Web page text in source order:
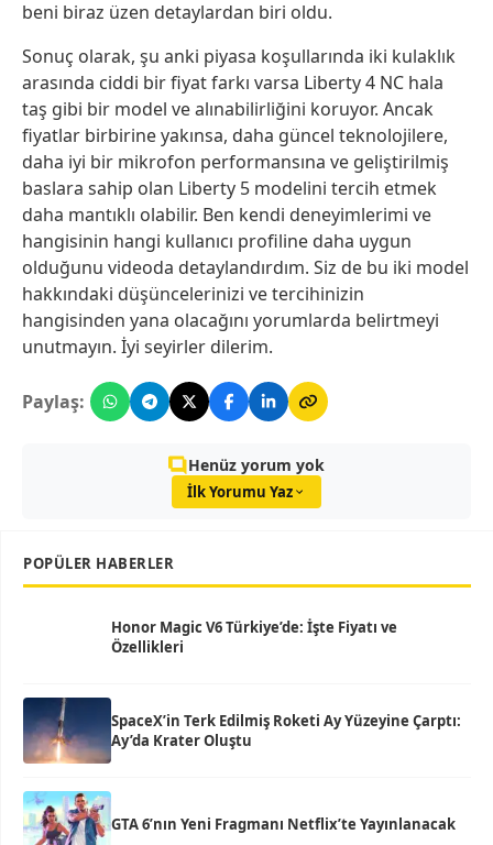
beni biraz üzen detaylardan biri oldu.
Sonuç olarak, şu anki piyasa koşullarında iki kulaklık
arasında ciddi bir fiyat farkı varsa Liberty 4 NC hala
taş gibi bir model ve alınabilirliğini koruyor. Ancak
fiyatlar birbirine yakınsa, daha güncel teknolojilere,
daha iyi bir mikrofon performansına ve geliştirilmiş
baslara sahip olan Liberty 5 modelini tercih etmek
daha mantıklı olabilir. Ben kendi deneyimlerimi ve
hangisinin hangi kullanıcı profiline daha uygun
olduğunu videoda detaylandırdım. Siz de bu iki model
hakkındaki düşüncelerinizi ve tercihinizin
hangisinden yana olacağını yorumlarda belirtmeyi
unutmayın. İyi seyirler dilerim.
Paylaş:
Henüz yorum yok
İlk Yorumu Yaz
POPÜLER HABERLER
Honor Magic V6 Türkiye’de: İşte Fiyatı ve
Özellikleri
SpaceX’in Terk Edilmiş Roketi Ay Yüzeyine Çarptı:
Ay’da Krater Oluştu
GTA 6’nın Yeni Fragmanı Netflix’te Yayınlanacak